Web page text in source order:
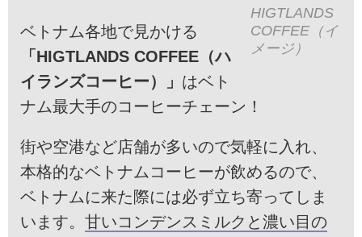
HIGTLANDS
COFFEE（イ
メージ）
ベトナム各地で見かける
「HIGTLANDS COFFEE（ハ
イランズコーヒー）」 はベト
ナム最大手のコーヒーチェーン！
街や空港など店舗が多いので気軽に入れ、
本格的なベトナムコーヒーが飲めるので、
ベトナムに来た際には必ず立ち寄ってしま
います。 甘いコンデンスミルクと濃い目の